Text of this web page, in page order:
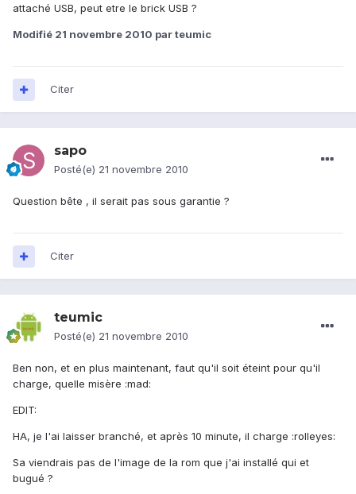
attaché USB, peut etre le brick USB ?
Modifié 21 novembre 2010 par teumic
Citer
sapo
Posté(e) 21 novembre 2010
Question bête , il serait pas sous garantie ?
Citer
teumic
Posté(e) 21 novembre 2010
Ben non, et en plus maintenant, faut qu'il soit éteint pour qu'il
charge, quelle misère :mad:
EDIT:
HA, je l'ai laisser branché, et après 10 minute, il charge :rolleyes:
Sa viendrais pas de l'image de la rom que j'ai installé qui et
bugué ?